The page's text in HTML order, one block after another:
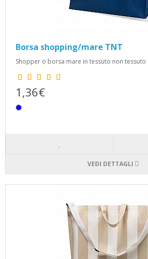
Borsa shopping/mare TNT
Shopper o borsa mare in tessuto non tessuto
1,36€
VEDI DETTAGLI